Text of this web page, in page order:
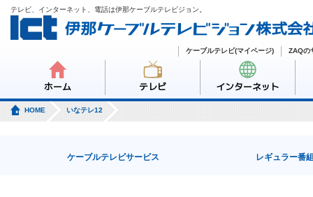
テレビ、インターネット、電話は伊那ケーブルテレビジョン。
ホーム テレビ インターネット
ZAQの
ケーブルテレビ(マイページ)
HOME いなテレ12
ケーブルテレビサービス レギュラー番